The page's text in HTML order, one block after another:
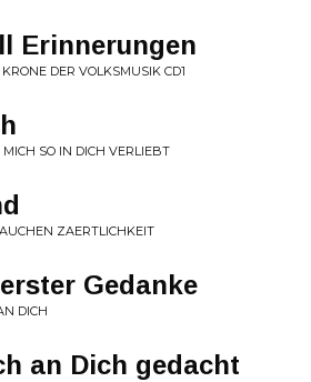
Erinnerungen
DER VOLKSMUSIK CD1
SO IN DICH VERLIEBT
ZAERTLICHKEIT
Gedanke
DICH
an Dich gedacht